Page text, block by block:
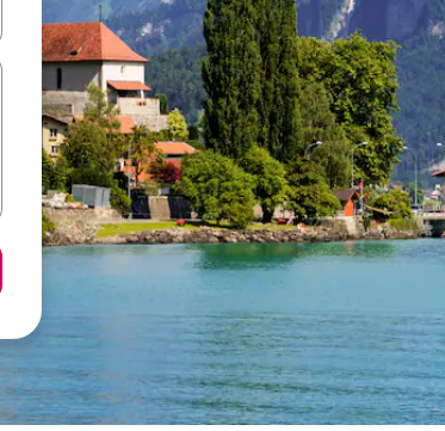
teclas de flecha hacia arriba y hacia abajo o explora